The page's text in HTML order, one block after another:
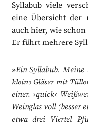
Syllabub viele
eine Übersicht der
auch hier, wie schon
Er führt mehrere
»Ein Syllabub. Meine
kleine Gläser mit
einen ›quick‹
Weinglas voll (besser
etwa drei Viertel